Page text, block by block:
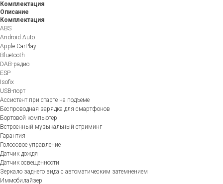
Комплектация
Описание
Комплектация
ABS
Android Auto
Apple CarPlay
Bluetooth
DAB-радио
ESP
Isofix
USB-порт
Ассистент при старте на подъеме
Беспроводная зарядка для смартфонов
Бортовой компьютер
Встроенный музыкальный стриминг
Гарантия
Голосовое управление
Датчик дождя
Датчик освещенности
Зеркало заднего вида с автоматическим затемнением
Иммобилайзер